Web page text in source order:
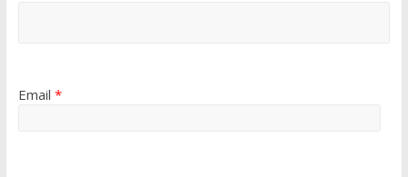
Email *